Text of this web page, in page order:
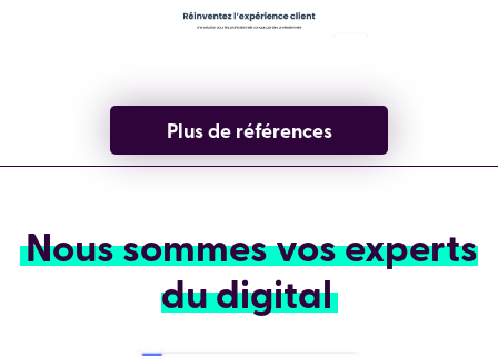
Plus de références
Nous sommes vos experts
du digital